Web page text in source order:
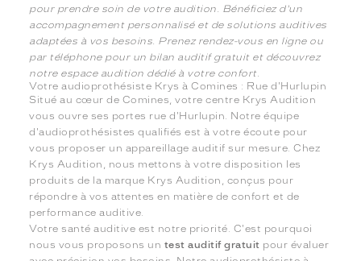
pour prendre soin de votre audition. Bénéficiez d'un
accompagnement personnalisé et de solutions auditives
adaptées à vos besoins. Prenez rendez-vous en ligne ou
par téléphone pour un bilan auditif gratuit et découvrez
notre espace audition dédié à votre confort.
Votre audioprothésiste Krys à Comines : Rue d'Hurlupin
Situé au cœur de Comines, votre centre Krys Audition
vous ouvre ses portes rue d'Hurlupin. Notre équipe
d'audioprothésistes qualifiés est à votre écoute pour
vous proposer un appareillage auditif sur mesure. Chez
Krys Audition, nous mettons à votre disposition les
produits de la marque Krys Audition, conçus pour
répondre à vos attentes en matière de confort et de
performance auditive.
Votre santé auditive est notre priorité. C'est pourquoi
nous vous proposons un test auditif gratuit pour évaluer